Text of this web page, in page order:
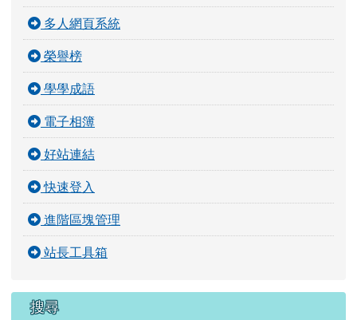
多人網頁系統
榮譽榜
學學成語
電子相簿
好站連結
快速登入
進階區塊管理
站長工具箱
搜尋